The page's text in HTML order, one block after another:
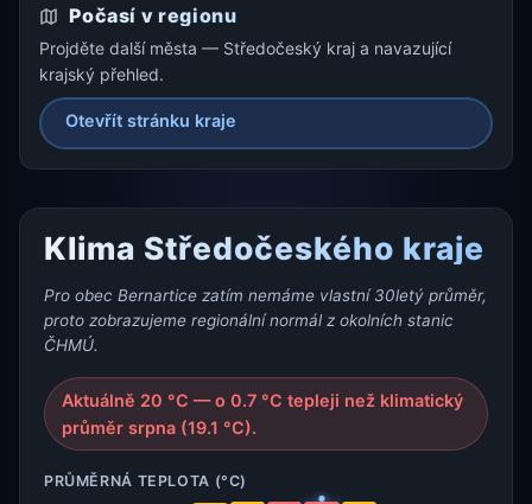
Počasí v regionu
Projděte další města — Středočeský kraj a navazující
krajský přehled.
Otevřít stránku kraje
Klima Středočeského kraje
Pro obec Bernartice zatím nemáme vlastní 30letý průměr,
proto zobrazujeme regionální normál z okolních stanic
ČHMÚ.
Aktuálně 20 °C — o 0.7 °C tepleji než klimatický
průměr srpna (19.1 °C).
PRŮMĚRNÁ TEPLOTA (°C)